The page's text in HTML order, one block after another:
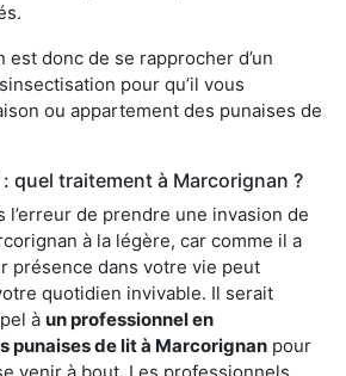
donc de se rapprocher d’un
pour qu’il vous
ou appartement des punaises de
quel traitement à Marcorignan ?
l’erreur de prendre une invasion de
à la légère, car comme il a
présence dans votre vie peut
quotidien invivable. Il serait
à un professionnel en
punaises de lit à Marcorignan pour